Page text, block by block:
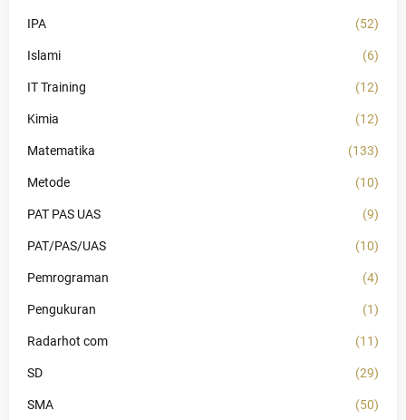
IPA (52)
Islami (6)
IT Training (12)
Kimia (12)
Matematika (133)
Metode (10)
PAT PAS UAS (9)
PAT/PAS/UAS (10)
Pemrograman (4)
Pengukuran (1)
Radarhot com (11)
SD (29)
SMA (50)